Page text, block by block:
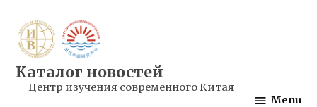
to
content
Каталог новостей
Центр изучения современного Китая
Menu